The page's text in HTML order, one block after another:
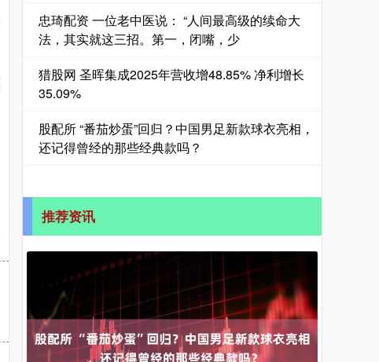
忠琦配资 一位老中医说： “人间最高级的续命大
法，其实就这三招。第一，闭嘴，少
猎股网 圣晖集成2025年营收增48.85% 净利增长
35.09%
股配所 “番茄炒蛋”回归？中国男足新款球衣亮相，
还记得曾经的那些经典款吗？
推荐资讯